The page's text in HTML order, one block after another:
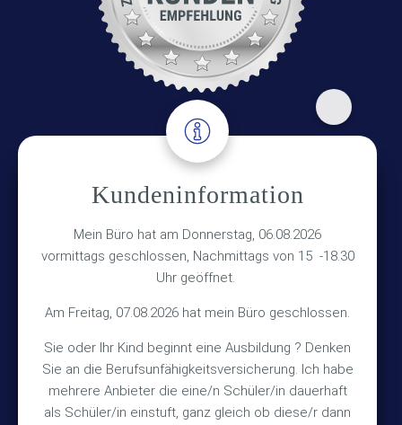
Kundeninformation
Mein Büro hat am Donnerstag, 06.08.2026
vormittags geschlossen, Nachmittags von 15 -18.30
Uhr geöffnet.
Am Freitag, 07.08.2026 hat mein Büro geschlossen.
Sie oder Ihr Kind beginnt eine Ausbildung ? Denken
Sie an die Berufsunfähigkeitsversicherung. Ich habe
mehrere Anbieter die eine/n Schüler/in dauerhaft
als Schüler/in einstuft, ganz gleich ob diese/r dann
Adresse
Hinterkampstr.1a
30890 Barsinghausen
TEL +49 (5105) 1811
FAX +49 (5105) 2720